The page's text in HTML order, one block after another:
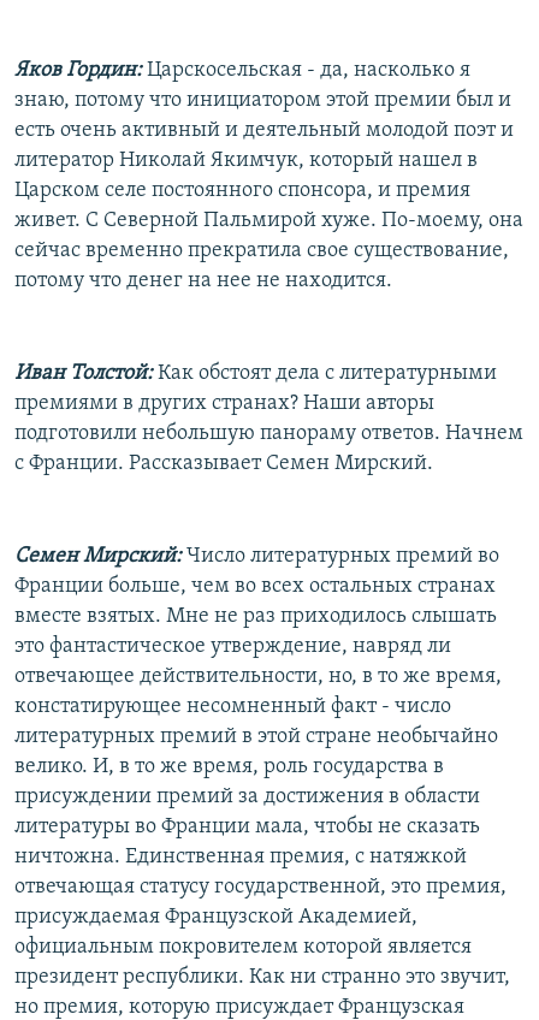
Яков Гордин:Царскосельская - да, насколько я
знаю, потому что инициатором этой премии был и
есть очень активный и деятельный молодой поэт и
литератор Николай Якимчук, который нашел в
Царском селе постоянного спонсора, и премия
живет. С Северной Пальмирой хуже. По-моему, она
сейчас временно прекратила свое существование,
потому что денег на нее не находится.
Иван Толстой:Как обстоят дела с литературными
премиями в других странах? Наши авторы
подготовили небольшую панораму ответов. Начнем
с Франции. Рассказывает Семен Мирский.
Семен Мирский:Число литературных премий во
Франции больше, чем во всех остальных странах
вместе взятых. Мне не раз приходилось слышать
это фантастическое утверждение, навряд ли
отвечающее действительности, но, в то же время,
констатирующее несомненный факт - число
литературных премий в этой стране необычайно
велико. И, в то же время, роль государства в
присуждении премий за достижения в области
литературы во Франции мала, чтобы не сказать
ничтожна. Единственная премия, с натяжкой
отвечающая статусу государственной, это премия,
присуждаемая Французской Академией,
официальным покровителем которой является
президент республики. Как ни странно это звучит,
но премия, которую присуждает Французская